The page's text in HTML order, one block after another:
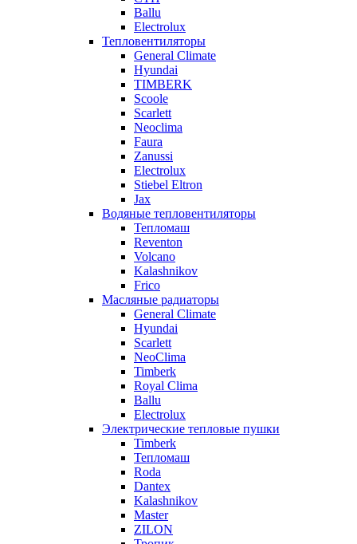
Ballu
Electrolux
Тепловентиляторы
General Climate
Hyundai
TIMBERK
Scoole
Scarlett
Neoclima
Faura
Zanussi
Electrolux
Stiebel Eltron
Jax
Водяные тепловентиляторы
Тепломаш
Reventon
Volcano
Kalashnikov
Frico
Масляные радиаторы
General Climate
Hyundai
Scarlett
NeoClima
Timberk
Royal Clima
Ballu
Electrolux
Электрические тепловые пушки
Timberk
Тепломаш
Roda
Dantex
Kalashnikov
Master
ZILON